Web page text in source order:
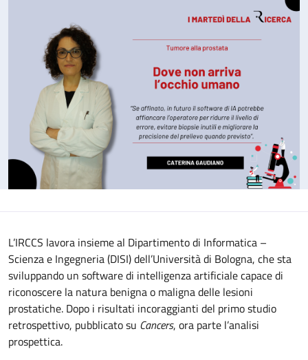
L’IRCCS lavora insieme al Dipartimento di Informatica –
Scienza e Ingegneria (DISI) dell’Università di Bologna, che sta
sviluppando un software di intelligenza artificiale capace di
riconoscere la natura benigna o maligna delle lesioni
prostatiche. Dopo i risultati incoraggianti del primo studio
retrospettivo, pubblicato su Cancers, ora parte l’analisi
prospettica.